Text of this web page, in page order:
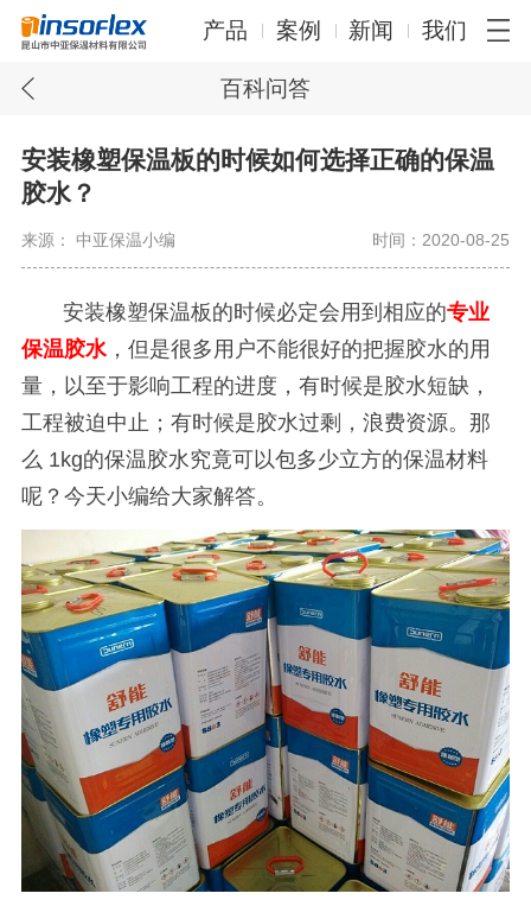
产品 案例 新闻 我们
百科问答
安装橡塑保温板的时候如何选择正确的保温
胶水？
来源： 中亚保温小编 时间：2020-08-25
安装橡塑保温板的时候必定会用到相应的专业
保温胶水，但是很多用户不能很好的把握胶水的用
量，以至于影响工程的进度，有时候是胶水短缺，
工程被迫中止；有时候是胶水过剩，浪费资源。那
么 1kg的保温胶水究竟可以包多少立方的保温材料
呢？今天小编给大家解答。